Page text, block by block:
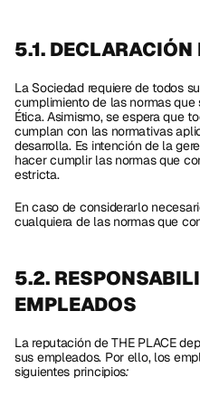
5.1.
La Sociedad requiere de todos
cumplimiento de las normas
Ética. Asimismo, se espera que
cumplan con las normativas
desarrolla. Es intención de la
hacer cumplir las normas que
estricta.
En caso de considerarlo
cualquiera de las normas que
5.2.
EMPLEADOS
La reputación de THE PLACE
sus empleados. Por ello, los
siguientes principios: